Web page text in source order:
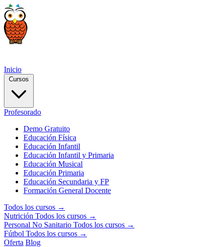
Inicio
Cursos
Profesorado
Demo Gratuito
Educación Física
Educación Infantil
Educación Infantil y Primaria
Educación Musical
Educación Primaria
Educación Secundaria y FP
Formación General Docente
Todos los cursos →
Nutrición Todos los cursos →
Personal No Sanitario Todos los cursos →
Fútbol Todos los cursos →
Oferta Blog